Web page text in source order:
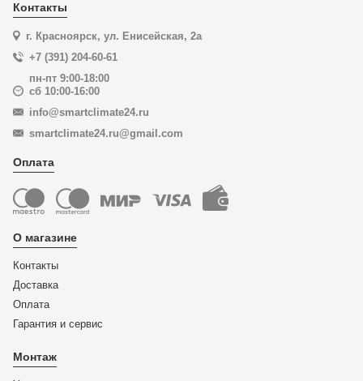
Контакты
г. Красноярск, ул. Енисейская, 2а
+7 (391) 204-60-61
пн-пт 9:00-18:00
сб 10:00-16:00
info@smartclimate24.ru
smartclimate24.ru@gmail.com
Оплата
О магазине
Контакты
Доставка
Оплата
Гарантия и сервис
Монтаж